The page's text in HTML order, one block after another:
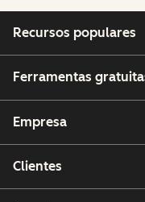
Recursos populares
Ferramentas
Empresa
Clientes